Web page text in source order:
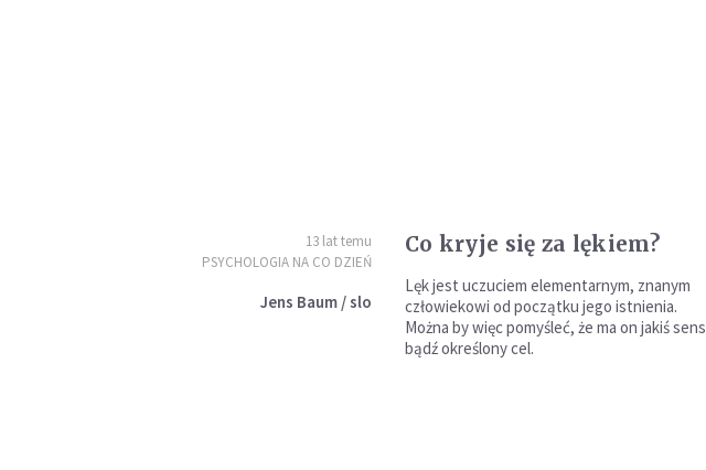
13 lat temu
PSYCHOLOGIA NA CO DZIEŃ
Jens Baum / slo
Co kryje się za lękiem?
Lęk jest uczuciem elementarnym, znanym
człowiekowi od początku jego istnienia.
Można by więc pomyśleć, że ma on jakiś sens
bądź określony cel.